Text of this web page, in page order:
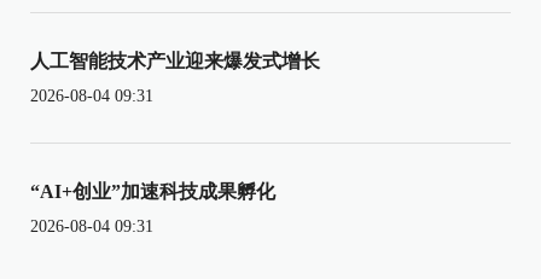
人工智能技术产业迎来爆发式增长
2026-08-04 09:31
“AI+创业”加速科技成果孵化
2026-08-04 09:31